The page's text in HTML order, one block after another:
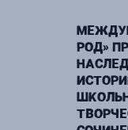
РОД»